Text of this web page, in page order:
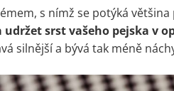
s nímž se potýká
srst vašeho pejska v
silnější a bývá tak méně